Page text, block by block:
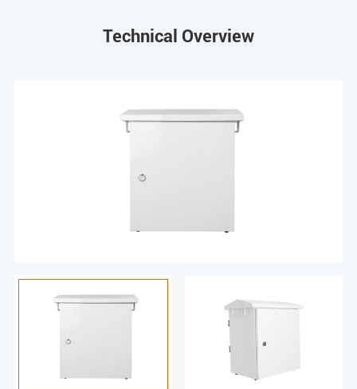
Technical Overview